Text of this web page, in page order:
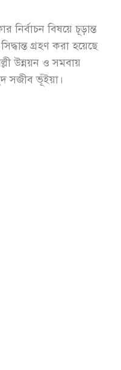
নির্বাচন বিষয়ে চূড়ান্ত
গ্রহণ করা হয়েছে
উন্নয়ন ও সমবায়
সজীব ভূঁইয়া।